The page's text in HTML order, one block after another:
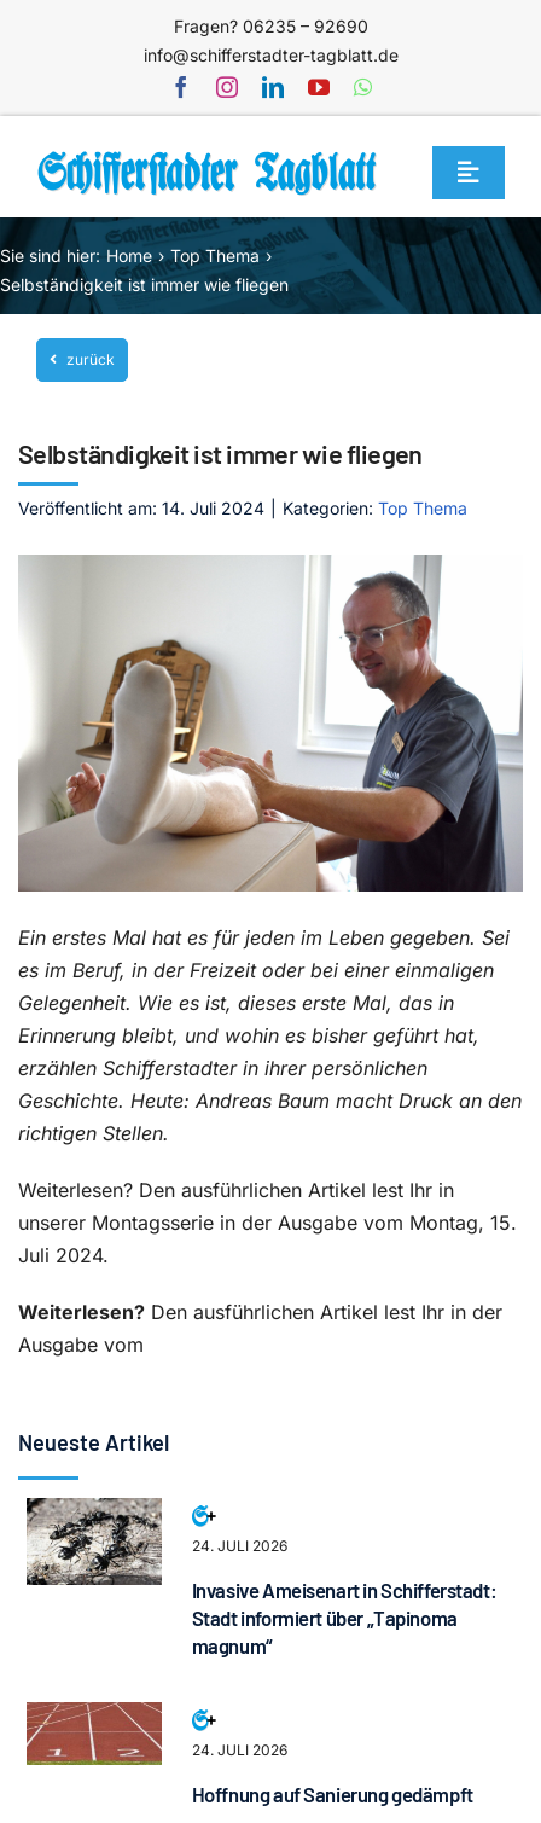
Fragen? 06235 – 92690
info@schifferstadter-tagblatt.de
Toggle
Home
Themen
Blog
Unternehmen
Mediathek
Sie sind hier: Home
Top Thema
Selbständigkeit ist immer wie fliegen
zurück
Selbständigkeit ist immer wie fliegen
Veröffentlicht am: 14. Juli 2024 Kategorien: Top Thema
Ein erstes Mal hat es für jeden im Leben gegeben. Sei
es im Beruf, in der Freizeit oder bei einer einmaligen
Gelegenheit. Wie es ist, dieses erste Mal, das in
Erinnerung bleibt, und wohin es bisher geführt hat,
erzählen Schifferstadter in ihrer persönlichen
Geschichte. Heute: Andreas Baum macht Druck an den
richtigen Stellen.
Weiterlesen? Den ausführlichen Artikel lest Ihr in
unserer Montagsserie in der Ausgabe vom Montag, 15.
Juli 2024.
Weiterlesen? Den ausführlichen Artikel lest Ihr in der
Ausgabe vom
Neueste Artikel
24. JULI 2026
Invasive Ameisenart in Schifferstadt:
Stadt informiert über „Tapinoma
magnum“
24. JULI 2026
Hoffnung auf Sanierung gedämpft